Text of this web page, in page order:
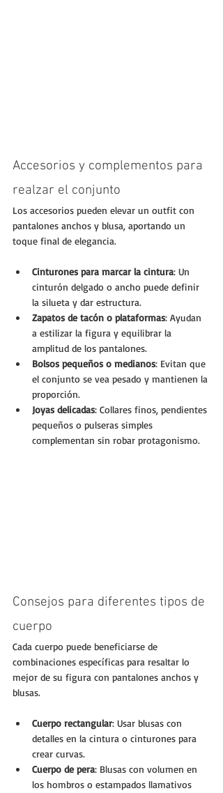
Accesorios y complementos para
realzar el conjunto
Los accesorios pueden elevar un outfit con
pantalones anchos y blusa, aportando un
toque final de elegancia.
Cinturones para marcar la cintura: Un
cinturón delgado o ancho puede definir
la silueta y dar estructura.
Zapatos de tacón o plataformas: Ayudan
a estilizar la figura y equilibrar la
amplitud de los pantalones.
Bolsos pequeños o medianos: Evitan que
el conjunto se vea pesado y mantienen la
proporción.
Joyas delicadas: Collares finos, pendientes
pequeños o pulseras simples
complementan sin robar protagonismo.
Consejos para diferentes tipos de
cuerpo
Cada cuerpo puede beneficiarse de
combinaciones específicas para resaltar lo
mejor de su figura con pantalones anchos y
blusas.
Cuerpo rectangular: Usar blusas con
detalles en la cintura o cinturones para
crear curvas.
Cuerpo de pera: Blusas con volumen en
los hombros o estampados llamativos